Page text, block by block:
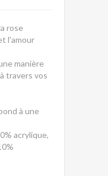
rose
l'amour
manière
travers vos
à une
acrylique,